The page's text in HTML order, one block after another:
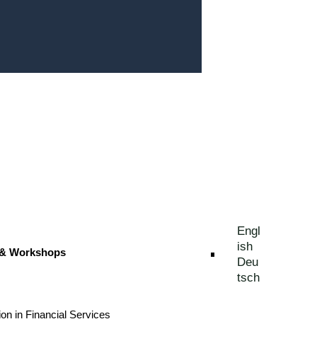
Workshops
in Financial Services
Engl
ish
Deu
tsch